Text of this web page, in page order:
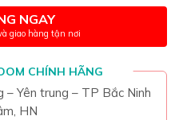
NGAY
giao hàng tận nơi
CHÍNH HÃNG
– Yên trung – TP Bắc Ninh
HN